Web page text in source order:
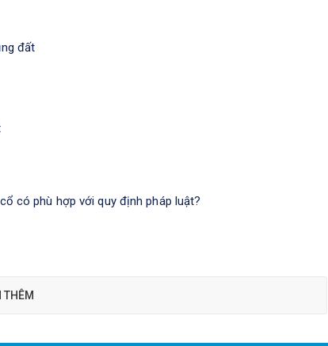
đất
có phù hợp với quy định pháp luật?
THÊM